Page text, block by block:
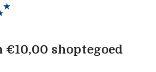
€10,00 shoptegoed